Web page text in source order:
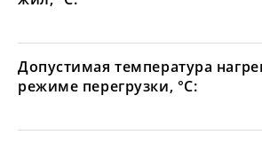
Допустимая температура
режиме перегрузки, °С: